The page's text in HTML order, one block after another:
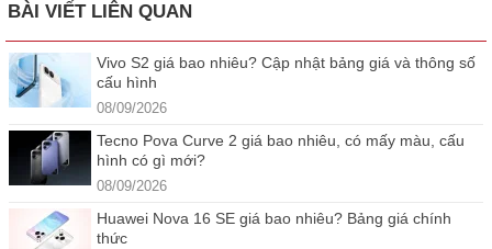
BÀI VIẾT LIÊN QUAN
Vivo S2 giá bao nhiêu? Cập nhật bảng giá và thông số
cấu hình
08/09/2026
Tecno Pova Curve 2 giá bao nhiêu, có mấy màu, cấu
hình có gì mới?
08/09/2026
Huawei Nova 16 SE giá bao nhiêu? Bảng giá chính
thức